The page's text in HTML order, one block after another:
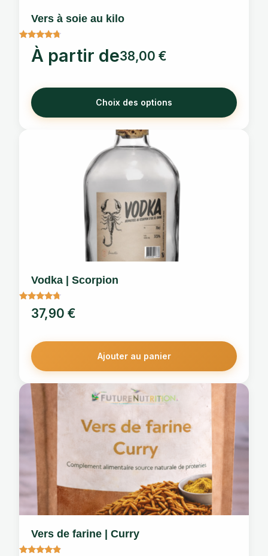
Vers à soie au kilo
Note
sur 5
À partir de38,00 €
Choix des options
sur
la
page
Vodka | Scorpion
Note37,90 €
Ajouter au panier
Vers de farine | Curry